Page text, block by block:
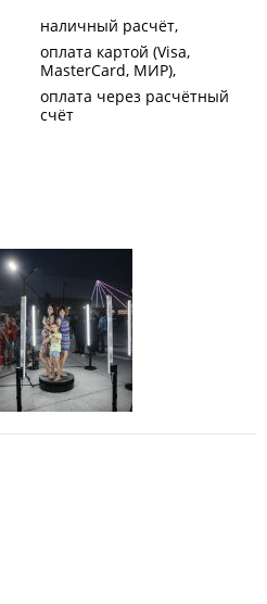
наличный расчёт
оплата картой (Visa,
MasterCard, МИР)
оплата через расчётный
счёт